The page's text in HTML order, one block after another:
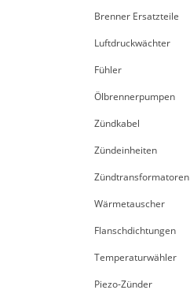
Brenner Ersatzteile
Luftdruckwächter
Fühler
Ölbrennerpumpen
Zündkabel
Zündeinheiten
Zündtransformatoren
Wärmetauscher
Flanschdichtungen
Temperaturwähler
Piezo-Zünder